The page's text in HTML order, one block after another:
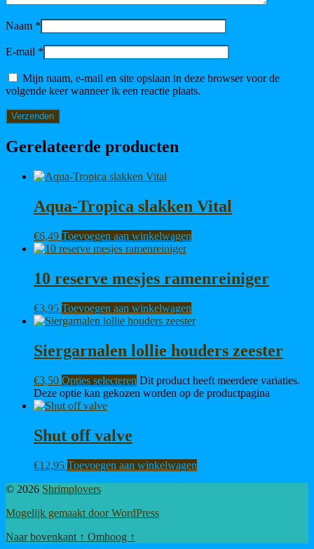
Naam *
E-mail *
Mijn naam, e-mail en site opslaan in deze browser voor de
volgende keer wanneer ik een reactie plaats.
Gerelateerde producten
Aqua-Tropica slakken Vital
€6,49 Toevoegen aan winkelwagen
10 reserve mesjes ramenreiniger
€3,95 Toevoegen aan winkelwagen
Siergarnalen lollie houders zeester
€3,50 Opties selecteren Dit product heeft meerdere variaties.
Deze optie kan gekozen worden op de productpagina
Shut off valve
€12,95 Toevoegen aan winkelwagen
© 2026 Shrimplovers
Mogelijk gemaakt door WordPress
Naar bovenkant ↑ Omhoog ↑